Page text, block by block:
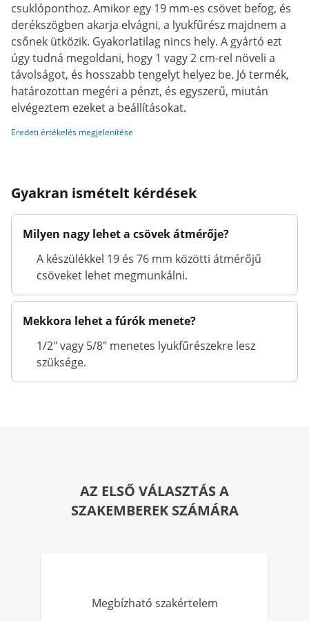
csuklóponthoz. Amikor egy 19 mm-es csövet befog, és
derékszögben akarja elvágni, a lyukfűrész majdnem a
csőnek ütközik. Gyakorlatilag nincs hely. A gyártó ezt
úgy tudná megoldani, hogy 1 vagy 2 cm-rel növeli a
távolságot, és hosszabb tengelyt helyez be. Jó termék,
határozottan megéri a pénzt, és egyszerű, miután
elvégeztem ezeket a beállításokat.
Eredeti értékelés megjelenítése
Gyakran ismételt kérdések
Milyen nagy lehet a csövek átmérője?
A készülékkel 19 és 76 mm közötti átmérőjű
csöveket lehet megmunkálni.
Mekkora lehet a fúrók menete?
1/2" vagy 5/8" menetes lyukfűrészekre lesz
szüksége.
AZ ELSŐ VÁLASZTÁS A
SZAKEMBEREK SZÁMÁRA
Megbízható szakértelem